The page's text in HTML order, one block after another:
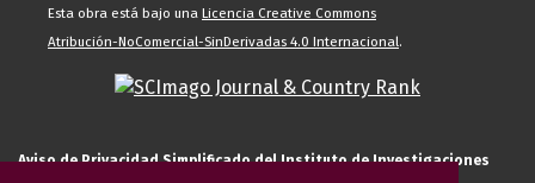
Esta obra está bajo una Licencia Creative Commons
Atribución-NoComercial-SinDerivadas 4.0 Internacional.
Aviso de Privacidad Simplificado del Instituto de Investigaciones